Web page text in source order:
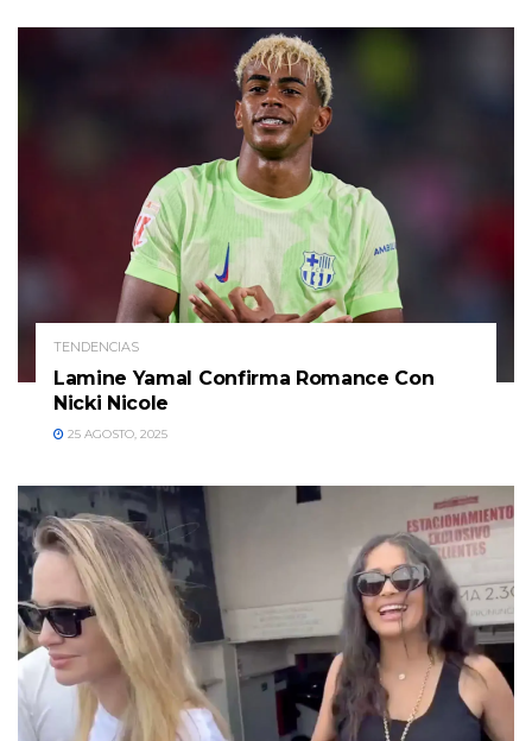
TENDENCIAS
Lamine Yamal Confirma Romance Con
Nicki Nicole
25 AGOSTO, 2025